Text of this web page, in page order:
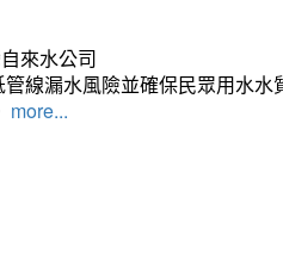
來水公司
線漏水風險並確保民眾用水
more...